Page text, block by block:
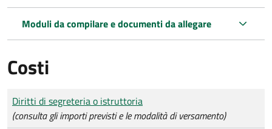
Moduli da compilare e documenti da allegare
Costi
Tipo di pagamento
Importo
Diritti di segreteria o istruttoria
(consulta gli importi previsti e le modalità di versamento)